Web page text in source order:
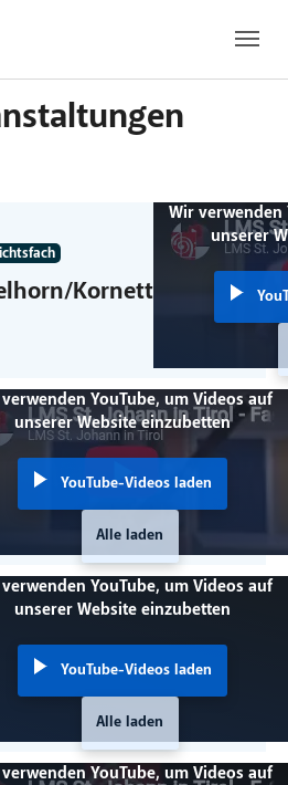
Kornett
Wir verwenden
unserer
YouTube, um Videos auf
unserer Website einzubetten
YouTube-Videos laden
Alle laden
YouTube, um Videos auf
unserer Website einzubetten
YouTube-Videos laden
Alle laden
YouTube, um Videos auf